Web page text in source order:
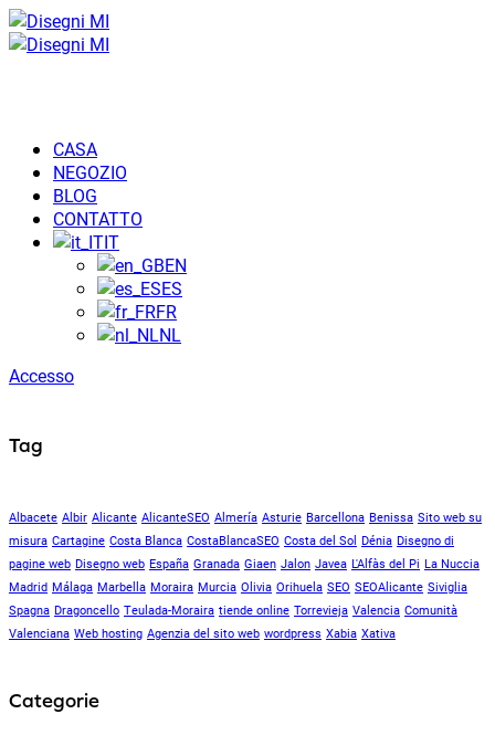
CASA
NEGOZIO
BLOG
CONTATTO
IT
EN
ES
FR
NL
Accesso
Tag
Albacete Albir Alicante AlicanteSEO Almería Asturie Barcellona Benissa Sito web su
misura Cartagine Costa Blanca CostaBlancaSEO Costa del Sol Dénia Disegno di
pagine web Disegno web España Granada Giaen Jalon Javea L'Alfàs del Pi La Nuccia
Madrid Málaga Marbella Moraira Murcia Olivia Orihuela SEO SEOAlicante Siviglia
Spagna Dragoncello Teulada-Moraira tiende online Torrevieja Valencia Comunità
Valenciana Web hosting Agenzia del sito web wordpress Xabia Xativa
Categorie